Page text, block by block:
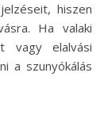
hiszen
Ha valaki
vagy elalvási
a szunyókálás